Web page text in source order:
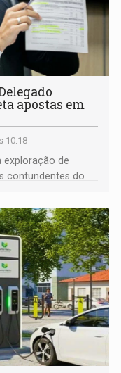
apostas em
10:18
exploração de
contundentes do
total à matéria